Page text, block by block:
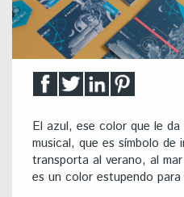
El azul, ese color que le
musical, que es símbolo de
transporta al verano, al
es un color estupendo para